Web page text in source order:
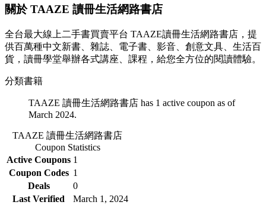
關於 TAAZE 讀冊生活網路書店
全台最大線上二手書買賣平台 TAAZE讀冊生活網路書店，提
供百萬種中文新書、雜誌、電子書、影音、創意文具、生活百
貨，讀冊學堂舉辦各式講座、課程，給您全方位的閱讀體驗。
分類書籍
TAAZE 讀冊生活網路書店 has 1 active coupon as of
March 2024.
TAAZE 讀冊生活網路書店
Coupon Statistics
Active Coupons 1
Coupon Codes 1
Deals
0
Last Verified
March 1, 2024